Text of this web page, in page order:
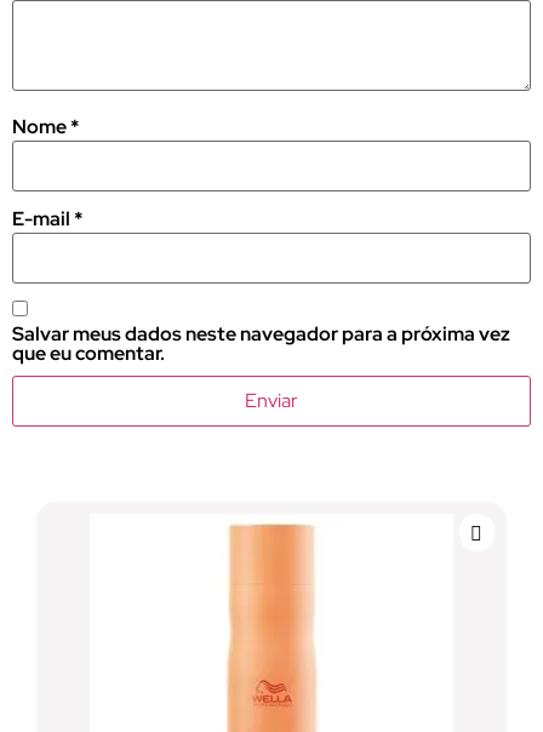
Nome*
E-mail *
Salvar meus dados neste navegador para a próxima vez
que eu comentar.